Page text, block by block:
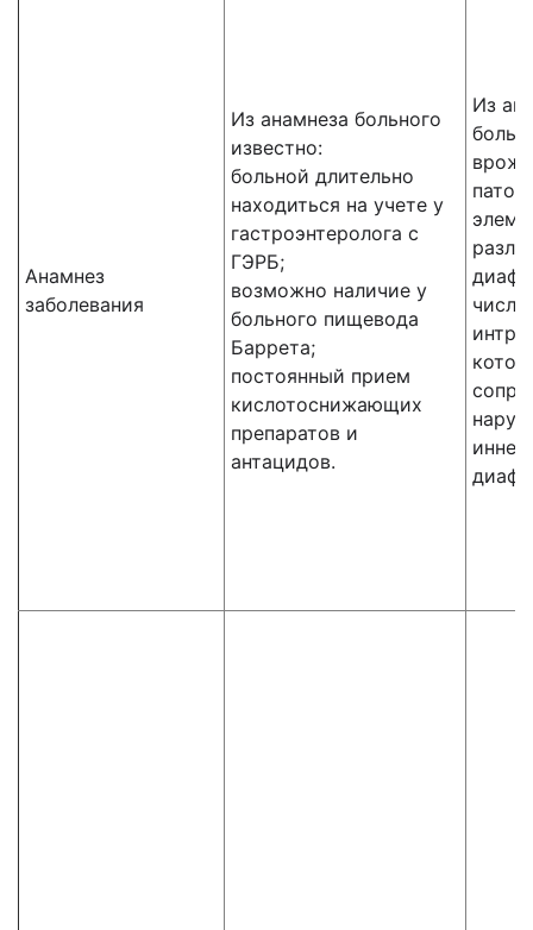
Анамнез
заболевания
Из анамнеза больного
известно:
больной длительно
находиться на учете у
гастроэнтеролога с
ГЭРБ;
возможно наличие у
больного пищевода
Баррета;
постоянный прием
кислотоснижающих
препаратов и
антацидов.
Из
числе